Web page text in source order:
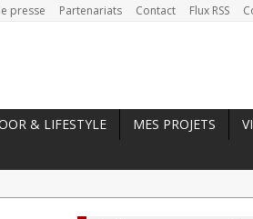
presse Partenariats Contact Flux RSS
& LIFESTYLE MES PROJETS